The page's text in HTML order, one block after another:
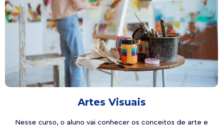
Artes Visuais
Nesse curso, o aluno vai conhecer os conceitos de arte e